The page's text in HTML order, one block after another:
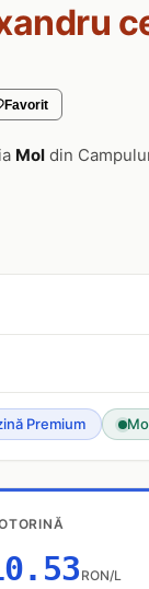
Favorit
Mol din
Premium
RON/L